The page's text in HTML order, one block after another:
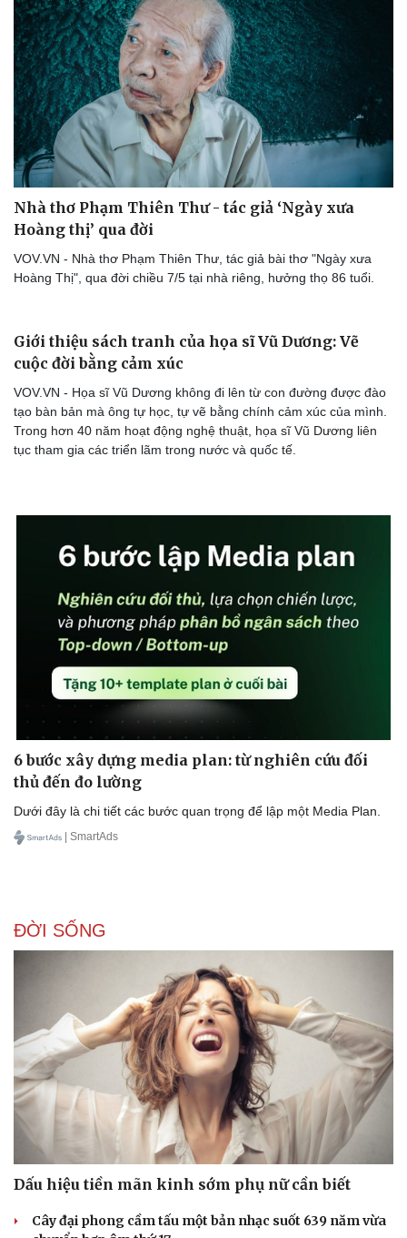
Văn hóa
Văn học
Âm nhạc
Di sản
Giải trí
Sao Việt
Nhà thơ Phạm Thiên Thư - tác giả ‘Ngày xưa
Hoàng thị’ qua đời
VOV.VN - Nhà thơ Phạm Thiên Thư, tác giả bài thơ "Ngày xưa
Hoàng Thị", qua đời chiều 7/5 tại nhà riêng, hưởng thọ 86 tuổi.
cuộc đời bằng cảm xúc
tạo bàn bản mà ông tự học, tự vẽ bằng chính cảm xúc của mình.
Trong hơn 40 năm hoạt động nghệ thuật, họa sĩ Vũ Dương liên
tục tham gia các triển lãm trong nước và quốc tế.
6 bước xây dựng media plan: từ nghiên cứu đối
Dưới đây là chi tiết các bước quan trọng để lập một Media Plan.
| SmartAds
ĐỜI SỐNG